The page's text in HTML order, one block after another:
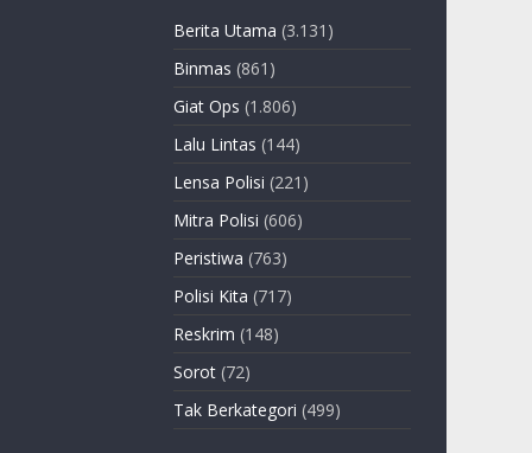
Berita Utama (3.131)
Binmas (861)
Giat Ops (1.806)
Lalu Lintas (144)
Lensa Polisi (221)
Mitra Polisi (606)
Peristiwa (763)
Polisi Kita (717)
Reskrim (148)
Sorot (72)
Tak Berkategori (499)